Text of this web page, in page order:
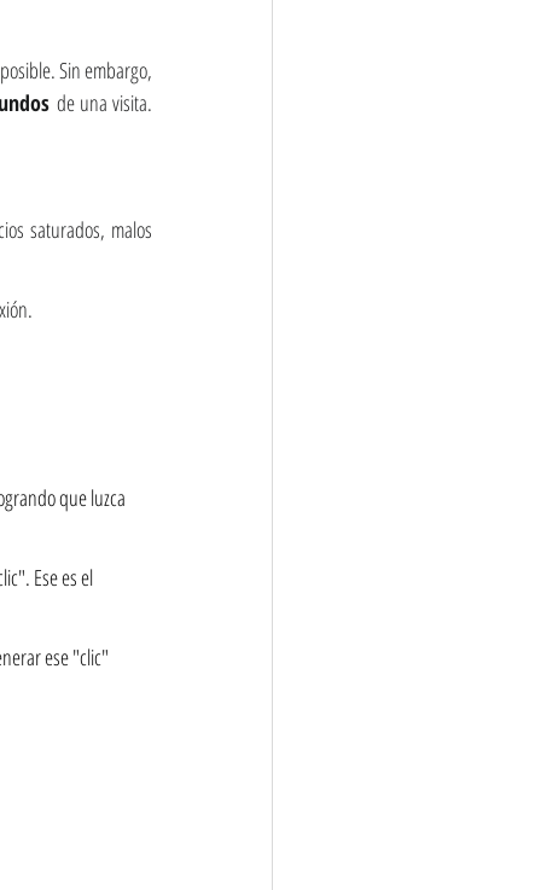
Sin embargo,
de una visita.
saturados, malos
que luzca
Ese es el
ese "clic"